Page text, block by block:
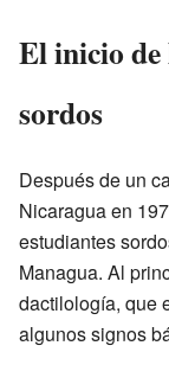
El inicio
sordos
Después de un
Nicaragua en
estudiantes
Managua. Al
dactilología, que
algunos signos